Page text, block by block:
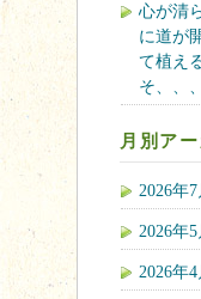
心が清
に道が
て植え
そ、、
月別ア
2026年7
2026年5
2026年4